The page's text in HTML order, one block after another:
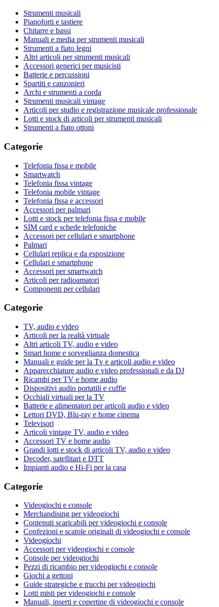
Strumenti musicali
Pianoforti e tastiere
Chitarre e bassi
Manuali e media per strumenti musicali
Strumenti a fiato legni
Altri articoli per strumenti musicali
Accessori generici per musicisti
Batterie e percussioni
Spartiti e canzonieri
Archi e strumenti a corda
Strumenti musicali vintage
Articoli per studio e registrazione musicale professionale
Lotti e stock di articoli per strumenti musicali
Strumenti a fiato ottoni
Categorie
Telefonia fissa e mobile
Smartwatch
Telefonia fissa vintage
Telefonia mobile vintage
Telefonia fissa e accessori
Accessori per palmari
Lotti e stock per telefonia fissa e mobile
SIM card e schede telefoniche
Accessori per cellulari e smartphone
Palmari
Cellulari replica e da esposizione
Cellulari e smartphone
Accessori per smartwatch
Articoli per radioamatori
Componenti per cellulari
Categorie
TV, audio e video
Articoli per la realtà virtuale
Altri articoli TV, audio e video
Smart home e sorveglianza domestica
Manuali e guide per la Tv e articoli audio e video
Apparecchiature audio e video professionali e da DJ
Ricambi per TV e home audio
Dispositivi audio portatili e cuffie
Occhiali virtuali per la TV
Batterie e alimentatori per articoli audio e video
Lettori DVD, Blu-ray e home cinema
Televisori
Articoli vintage TV, audio e video
Accessori TV e home audio
Grandi lotti e stock di articoli TV, audio e video
Decoder, satellitari e DTT
Impianti audio e Hi-Fi per la casa
Categorie
Videogiochi e console
Merchandising per videogiochi
Contenuti scaricabili per videogiochi e console
Confezioni e scatole originali di videogiochi e console
Videogiochi
Accessori per videogiochi e console
Console per videogiochi
Pezzi di ricambio per videogiochi e console
Giochi a gettoni
Guide strategiche e trucchi per videogiochi
Lotti misti per videogiochi e console
Manuali, inserti e copertine di videogiochi e console